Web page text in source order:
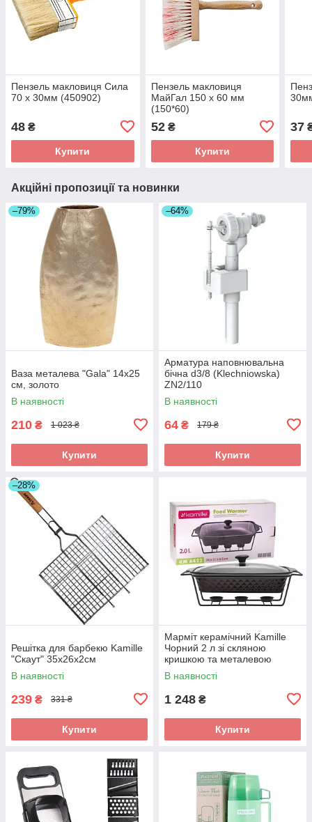
Пензель макловиця Сила
70 х 30мм (450902)
48 ₴
Купити
Пензель макловиця
МайГал 150 х 60 мм
(150*60)
52₴
Купити
37
Акційні пропозиції та новинки
–79%
Ваза металева "Gala" 14x25
см, золото
В наявності
210 ₴ 1 023 ₴
Купити
–64%
Арматура наповнювальна
бічна d3/8 (Klechniowska)
ZN2/110
В наявності
64 ₴ 179 ₴
Купити
–28%
Решітка для барбекю Kamille
"Скаут" 35х26х2см
В наявності
239 ₴ 331 ₴
Купити
Марміт керамічний Kamille
Чорний 2 л зі скляною
кришкою та металевою
підставкою KM-6421
В наявності
1 248 ₴
Купити